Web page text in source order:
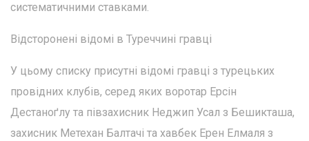
систематичними ставками.
Відсторонені відомі в Туреччині гравці
У цьому списку присутні відомі гравці з турецьких
провідних клубів, серед яких воротар Ерсін
Дестаноґлу та півзахисник Неджип Усал з Бешикташа,
захисник Метехан Балтачі та хавбек Ерен Елмаля з